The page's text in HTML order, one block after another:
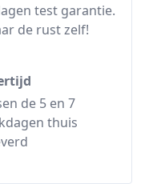
test garantie.
de rust zelf!
de 5 en 7
thuis